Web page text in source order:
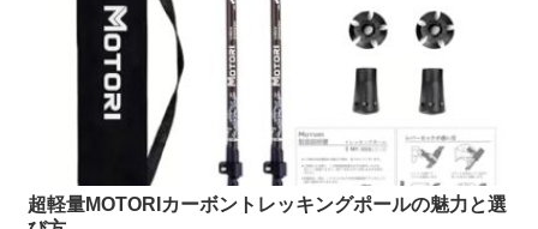
超軽量MOTORIカーボントレッキングポールの魅力と選